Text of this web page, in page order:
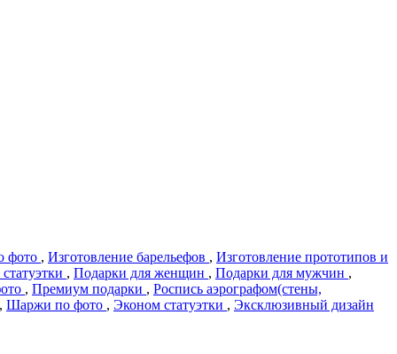
фото , Изготовление барельефов , Изготовление прототипов и
, Подарки для женщин , Подарки для мужчин ,
, Премиум подарки , Роспись аэрографом(стены,
, Шаржи по фото , Эконом статуэтки , Эксклюзивный дизайн